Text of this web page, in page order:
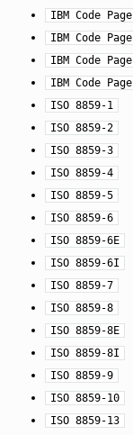
IBM Code Page
IBM Code Page
IBM Code Page
IBM Code Page
ISO 8859-1
ISO 8859-2
ISO 8859-3
ISO 8859-4
ISO 8859-5
ISO 8859-6
ISO 8859-6E
ISO 8859-6I
ISO 8859-7
ISO 8859-8
ISO 8859-8E
ISO 8859-8I
ISO 8859-9
ISO 8859-10
ISO 8859-13